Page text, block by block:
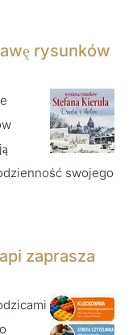
rysunków
swojego
zaprasza